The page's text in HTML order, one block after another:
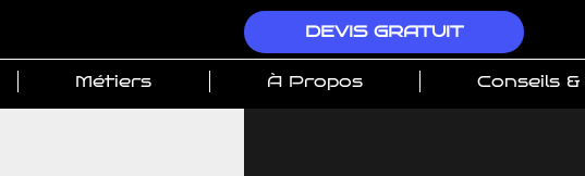
DEVIS GRATUIT
Métiers À Propos Conseils